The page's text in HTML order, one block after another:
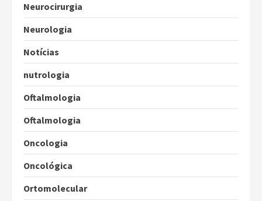
Neurocirurgia
Neurologia
Notícias
nutrologia
Oftalmologia
Oftalmologia
Oncologia
Oncológica
Ortomolecular